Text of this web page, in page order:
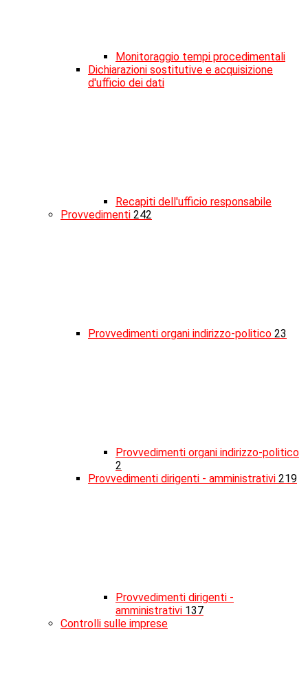
Monitoraggio tempi procedimentali
Dichiarazioni sostitutive e acquisizione
d'ufficio dei dati
Recapiti dell'ufficio responsabile
Provvedimenti 242
Provvedimenti organi indirizzo-politico 23
Provvedimenti organi indirizzo-politico
2
Provvedimenti dirigenti - amministrativi 219
Provvedimenti dirigenti -
amministrativi 137
Controlli sulle imprese